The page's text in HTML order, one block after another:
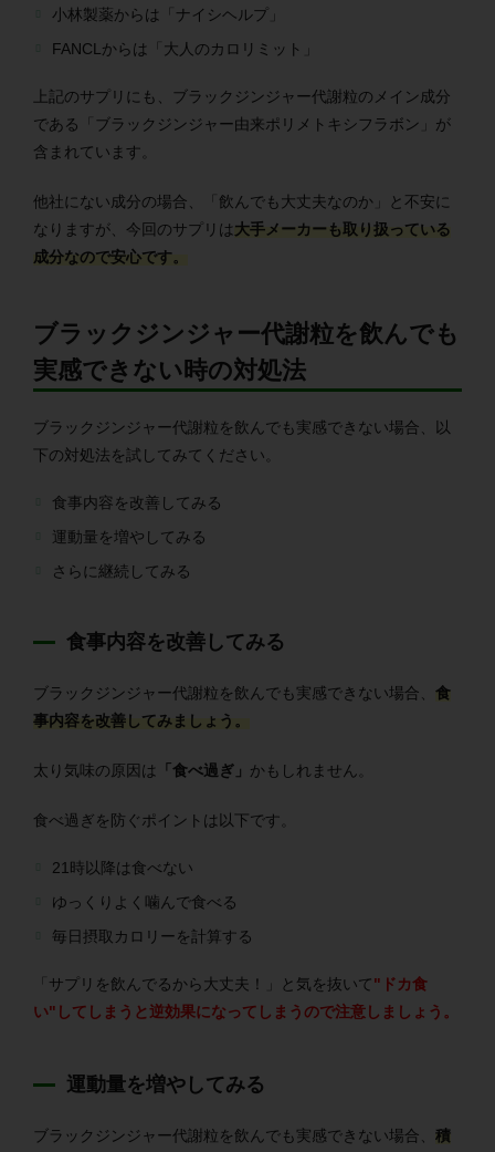
小林製薬からは「ナイシヘルプ」
FANCLからは「大人のカロリミット」
上記のサプリにも、ブラックジンジャー代謝粒のメイン成分
である「ブラックジンジャー由来ポリメトキシフラボン」が
含まれています。
他社にない成分の場合、「飲んでも大丈夫なのか」と不安に
なりますが、今回のサプリは大手メーカーも取り扱っている
成分なので安心です。
ブラックジンジャー代謝粒を飲んでも
実感できない時の対処法
ブラックジンジャー代謝粒を飲んでも実感できない場合、以
下の対処法を試してみてください。
食事内容を改善してみる
運動量を増やしてみる
さらに継続してみる
食事内容を改善してみる
ブラックジンジャー代謝粒を飲んでも実感できない場合、 食
事内容を改善してみましょう。
太り気味の原因は 「食べ過ぎ」 かもしれません。
食べ過ぎを防ぐポイントは以下です。
21時以降は食べない
ゆっくりよく噛んで食べる
毎日摂取カロリーを計算する
「サプリを飲んでるから大丈夫！」と気を抜いて"ドカ食
い"してしまうと逆効果になってしまうので注意しましょう。
運動量を増やしてみる
ブラックジンジャー代謝粒を飲んでも実感できない場合、 積